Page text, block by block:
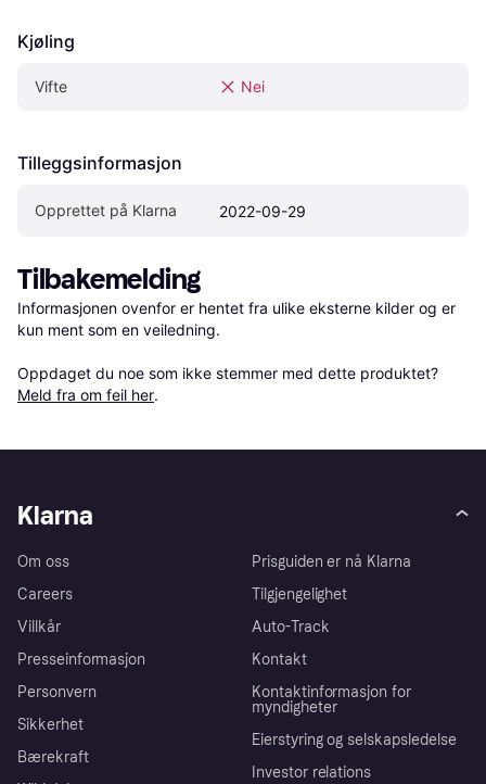
Kjøling
Vifte Nei
Tilleggsinformasjon
Opprettet på Klarna 2022-09-29
Tilbakemelding
Informasjonen ovenfor er hentet fra ulike eksterne kilder og er
kun ment som en veiledning.
Oppdaget du noe som ikke stemmer med dette produktet?
Meld fra om feil her.
Klarna
Om oss
Careers
Villkår
Presseinformasjon
Personvern
Sikkerhet
Bærekraft
Prisguiden er nå Klarna
Tilgjengelighet
Auto-Track
Kontakt
Kontaktinformasjon for
myndigheter
Eierstyring og selskapsledelse
Investor relations